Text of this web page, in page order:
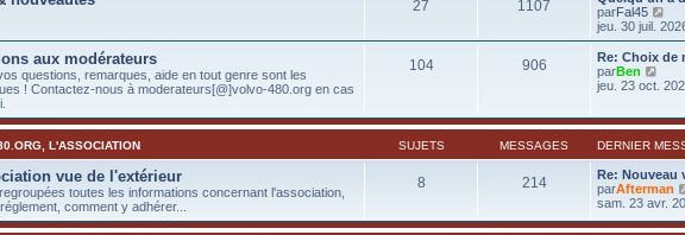
e
d
e
r
i
r
m
e
s
s
a
g
e
27 1107
parFal45
o
i
r
e
r
n
i
r
m
e
s
jeu. 30 juil.
aux modérateurs
questions, remarques, aide en tout genre sont les
! Contactez-nous à moderateurs[@]volvo-480.org en cas
104 906
Re: Choix de
parBen
o
l
e
e
r
n
i
e
jeu. 23 oct.
L'ASSOCIATION SUJETS MESSAGES DERNIER
vue de l'extérieur
toutes les informations concernant l'association,
comment y adhérer...
8 214
Re: Nouveau
parAfterman
sam. 23 avr.